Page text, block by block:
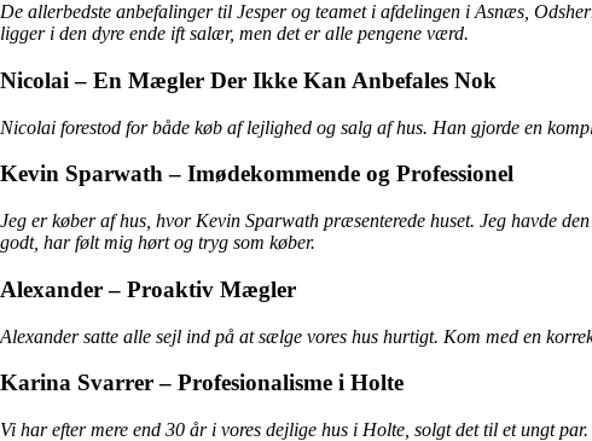
De allerbedste anbefalinger til Jesper og teamet i afdelingen i Asnæs,
ligger i den dyre ende ift salær, men det er alle pengene værd.
Nicolai – En Mægler Der Ikke Kan Anbefales Nok
Nicolai forestod for både køb af lejlighed og salg af hus. Han gjorde en
Kevin Sparwath – Imødekommende og Professionel
Jeg er køber af hus, hvor Kevin Sparwath præsenterede huset. Jeg havde
godt, har følt mig hørt og tryg som køber.
Alexander – Proaktiv Mægler
Alexander satte alle sejl ind på at sælge vores hus hurtigt. Kom med en
Karina Svarrer – Profesionalisme i Holte
Vi har efter mere end 30 år i vores dejlige hus i Holte, solgt det til et ungt